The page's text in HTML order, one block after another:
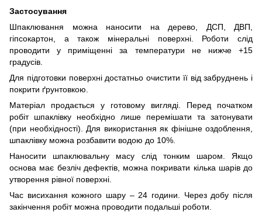
Застосування
Шпаклювання можна наносити на дерево, ДСП, ДВП,
гіпсокартон, а також мінеральні поверхні. Роботи слід
проводити у приміщенні за температури не нижче +15
градусів.
Для підготовки поверхні достатньо очистити її від забруднень і
покрити ґрунтовкою.
Матеріал продається у готовому вигляді. Перед початком
робіт шпаклівку необхідно лише перемішати та затонувати
(при необхідності). Для використання як фінішне оздоблення,
шпаклівку можна розбавити водою до 10%.
Наносити шпаклювальну масу слід тонким шаром. Якщо
основа має безліч дефектів, можна покривати кілька шарів до
утворення рівної поверхні.
Час висихання кожного шару – 24 години. Через добу після
закінчення робіт можна проводити подальші роботи.